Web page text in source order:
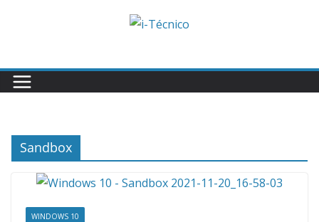
Sandbox
WINDOWS 10